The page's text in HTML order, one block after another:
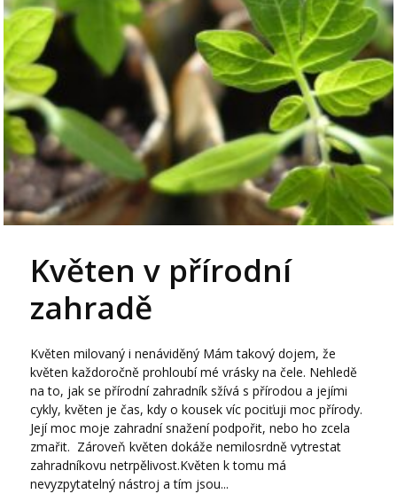
Květen v přírodní
zahradě
Květen milovaný i nenáviděný Mám takový dojem, že
květen každoročně prohloubí mé vrásky na čele. Nehledě
na to, jak se přírodní zahradník sžívá s přírodou a jejími
cykly, květen je čas, kdy o kousek víc pociťuji moc přírody.
Její moc moje zahradní snažení podpořit, nebo ho zcela
zmařit. Zároveň květen dokáže nemilosrdně vytrestat
zahradníkovu netrpělivost.Květen k tomu má
nevyzpytatelný nástroj a tím jsou...